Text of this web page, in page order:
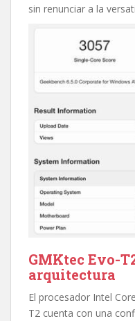
sin renunciar a la
GMKtec Evo-
arquitectura
El procesador Intel
T2 cuenta con una